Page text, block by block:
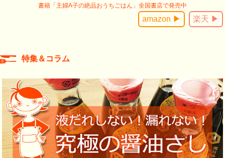
書籍「主婦A子の絶品おうちごはん」全国書店で発売中
楽天 ▶
amazon ▶
特集＆コラム